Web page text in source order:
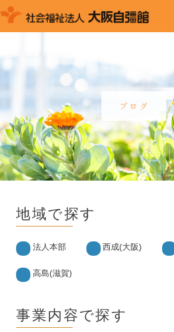
地域で探す
法人本部 西成(大阪)
高島(滋賀)
事業内容で探す